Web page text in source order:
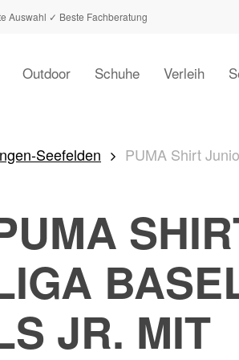
Auswahl ✓ Beste Fachberatung
Outdoor Schuhe Verleih
Seefelden
PUMA Shirt
JR. MIT